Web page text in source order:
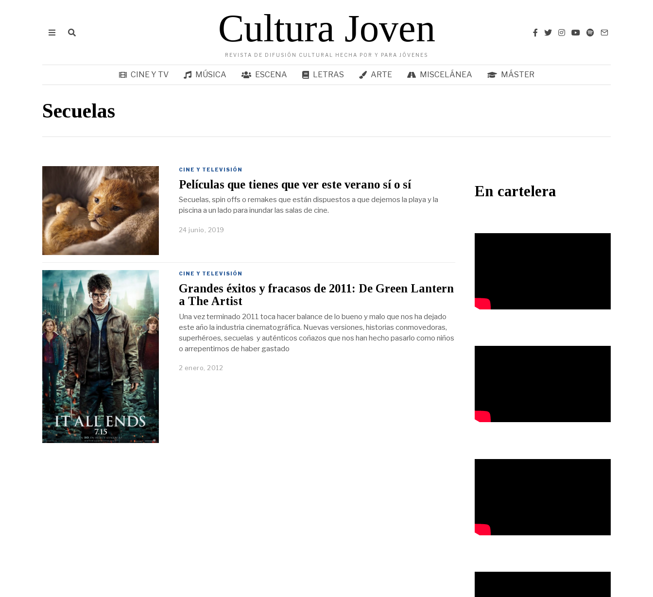
Cultura Joven
REVISTA DE DIFUSIÓN CULTURAL HECHA POR Y PARA JÓVENES
CINE Y TV MÚSICA ESCENA LETRAS ARTE MISCELÁNEA MÁSTER
Secuelas
CINE Y TELEVISIÓN
Películas que tienes que ver este verano sí o sí
Secuelas, spin offs o remakes que están dispuestos a que dejemos la playa y la
piscina a un lado para inundar las salas de cine.
24 junio, 2019
CINE Y TELEVISIÓN
Grandes éxitos y fracasos de 2011: De Green Lantern
a The Artist
Una vez terminado 2011 toca hacer balance de lo bueno y malo que nos ha dejado
este año la industria cinematográfica. Nuevas versiones, historias conmovedoras,
superhéroes, secuelas y auténticos coñazos que nos han hecho pasarlo como niños
o arrepentirnos de haber gastado
2 enero, 2012
En cartelera